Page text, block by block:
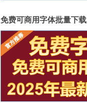
免费可商用字体批量下载